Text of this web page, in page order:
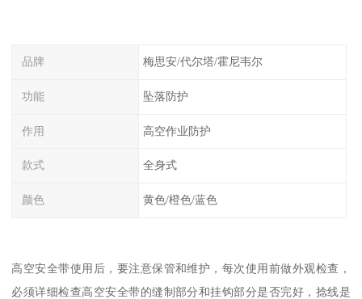
品牌 梅思安/代尔塔/霍尼韦尔
功能 坠落防护
作用 高空作业防护
款式 全身式
颜色 黄色/橙色/蓝色
高空安全带使用后，要注意保管和维护，每次使用前做外观检查，
必须详细检查高空安全带的缝制部分和挂钩部分是否完好，捻线是